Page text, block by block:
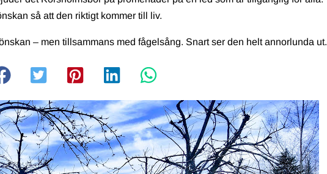
så att den riktigt kommer till liv.
– men tillsammans med fågelsång. Snart ser den helt annorlunda ut.